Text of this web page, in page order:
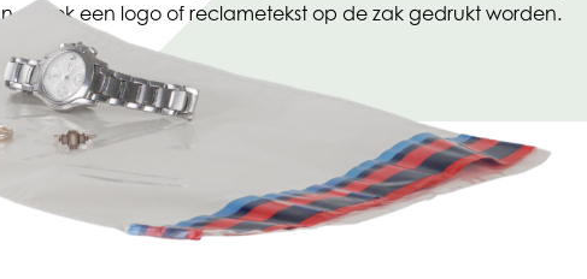
er ook een logo of reclametekst op de zak gedrukt worden.